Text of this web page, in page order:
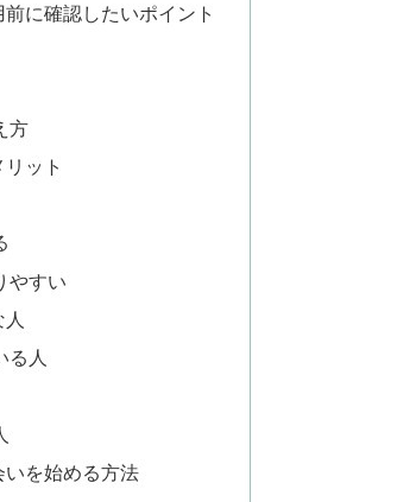
に確認したいポイント
方
ット
やすい
る人
いを始める方法